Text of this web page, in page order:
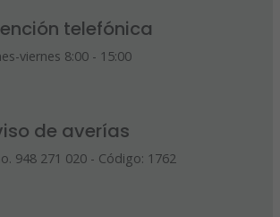
telefónica
viernes 8:00 - 15:00
de averías
948 271 020 - Código: 1762